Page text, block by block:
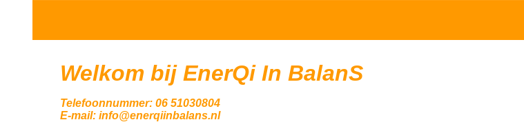
Welkom bij EnerQi In BalanS
Telefoonnummer: 06 51030804
E-mail: info@enerqiinbalans.nl